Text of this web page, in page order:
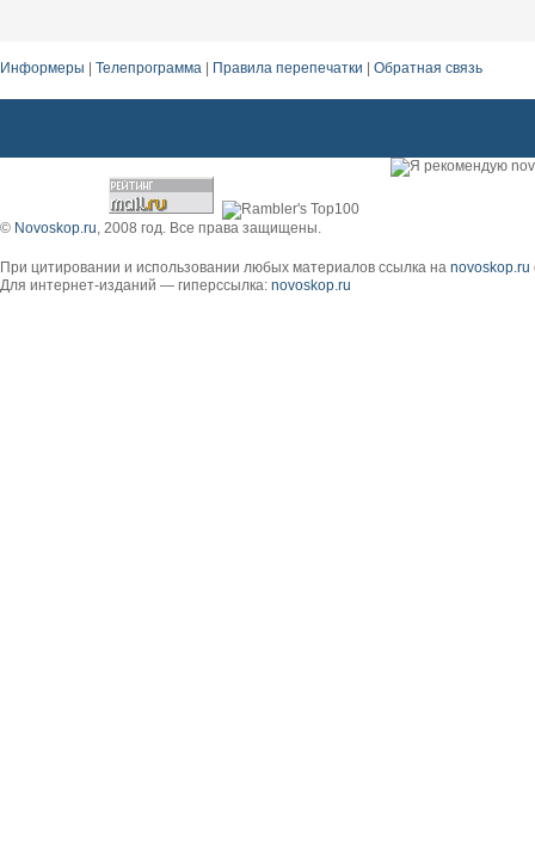
Информеры | Телепрограмма | Правила перепечатки | Обратная связь
© Novoskop.ru , 2008 год. Все права защищены.
При цитировании и использовании любых материалов ссылка на novoskop.ru
Для интернет-изданий — гиперссылка: novoskop.ru